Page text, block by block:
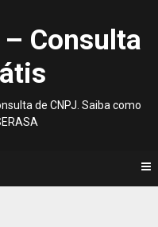
Consulta
de CNPJ. Saiba como